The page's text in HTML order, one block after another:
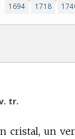
1694 1718
tr.
cristal, un